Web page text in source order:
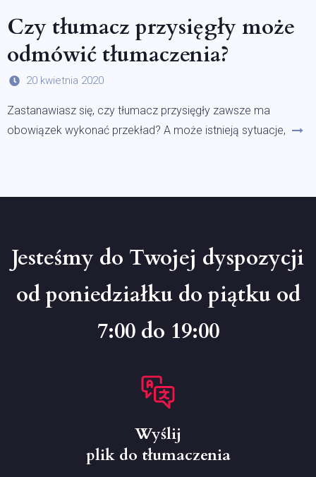
Czy tłumacz przysięgły może
odmówić tłumaczenia?
20 kwietnia 2020
Zastanawiasz się, czy tłumacz przysięgły zawsze ma
obowiązek wykonać przekład? A może istnieją sytuacje,
Jesteśmy do Twojej dyspozycji
od poniedziałku do piątku od
7:00 do 19:00
Wyślij
plik do tłumaczenia